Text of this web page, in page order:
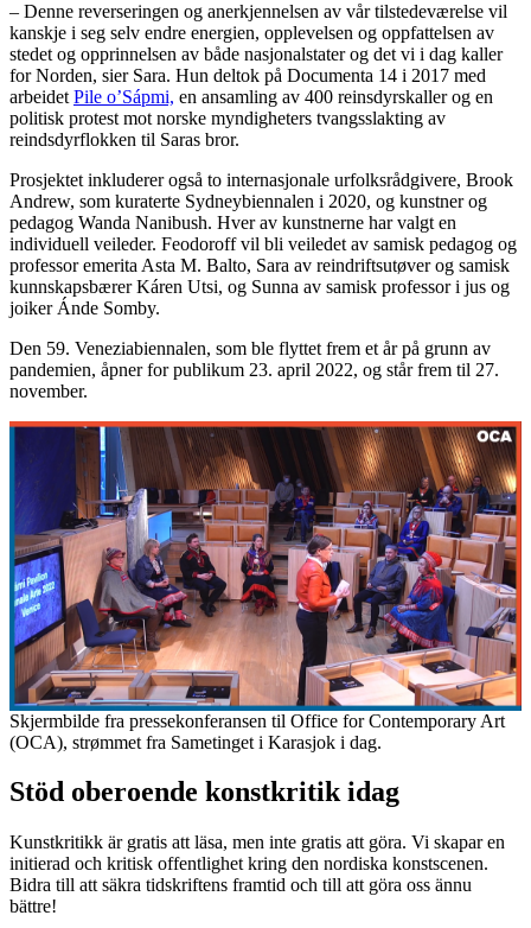
– Denne reverseringen og anerkjennelsen av vår tilstedeværelse vil
kanskje i seg selv endre energien, opplevelsen og oppfattelsen av
stedet og opprinnelsen av både nasjonalstater og det vi i dag kaller
for Norden, sier Sara. Hun deltok på Documenta 14 i 2017 med
arbeidet Pile o’Sápmi, en ansamling av 400 reinsdyrskaller og en
politisk protest mot norske myndigheters tvangsslakting av
reindsdyrflokken til Saras bror.
Prosjektet inkluderer også to internasjonale urfolksrådgivere, Brook
Andrew, som kuraterte Sydneybiennalen i 2020, og kunstner og
pedagog Wanda Nanibush. Hver av kunstnerne har valgt en
individuell veileder. Feodoroff vil bli veiledet av samisk pedagog og
professor emerita Asta M. Balto, Sara av reindriftsutøver og samisk
kunnskapsbærer Káren Utsi, og Sunna av samisk professor i jus og
joiker Ánde Somby.
Den 59. Veneziabiennalen, som ble flyttet frem et år på grunn av
pandemien, åpner for publikum 23. april 2022, og står frem til 27.
november.
Skjermbilde fra pressekonferansen til Office for Contemporary Art
(OCA), strømmet fra Sametinget i Karasjok i dag.
Stöd oberoende konstkritik idag
Kunstkritikk är gratis att läsa, men inte gratis att göra. Vi skapar en
initierad och kritisk offentlighet kring den nordiska konstscenen.
Bidra till att säkra tidskriftens framtid och till att göra oss ännu
bättre!